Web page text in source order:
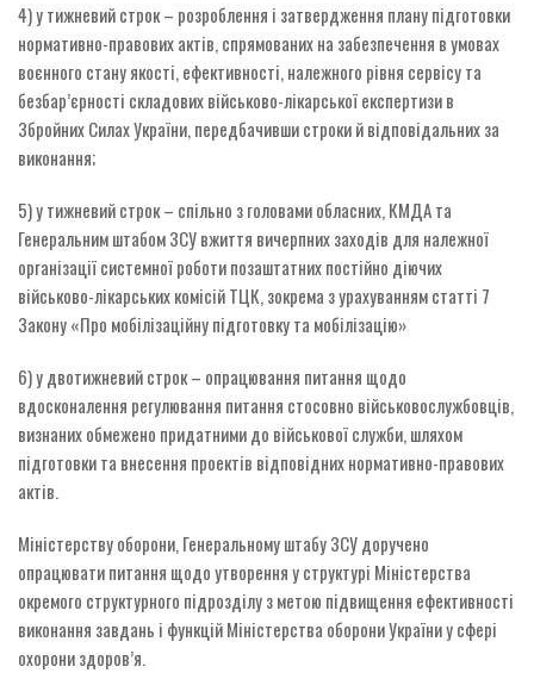
4) у тижневий строк – розроблення і затвердження плану підготовки
нормативно-правових актів, спрямованих на забезпечення в умовах
воєнного стану якості, ефективності, належного рівня сервісу та
безбар’єрності складових військово-лікарської експертизи в
Збройних Силах України, передбачивши строки й відповідальних за
виконання;
5) у тижневий строк – спільно з головами обласних, КМДА та
Генеральним штабом ЗСУ вжиття вичерпних заходів для належної
організації системної роботи позаштатних постійно діючих
військово-лікарських комісій ТЦК, зокрема з урахуванням статті 7
Закону «Про мобілізаційну підготовку та мобілізацію»
6) у двотижневий строк – опрацювання питання щодо
вдосконалення регулювання питання стосовно військовослужбовців,
визнаних обмежено придатними до військової служби, шляхом
підготовки та внесення проектів відповідних нормативно-правових
актів.
Міністерству оборони, Генеральному штабу ЗСУ доручено
опрацювати питання щодо утворення у структурі Міністерства
окремого структурного підрозділу з метою підвищення ефективності
виконання завдань і функцій Міністерства оборони України у сфері
охорони здоров’я.